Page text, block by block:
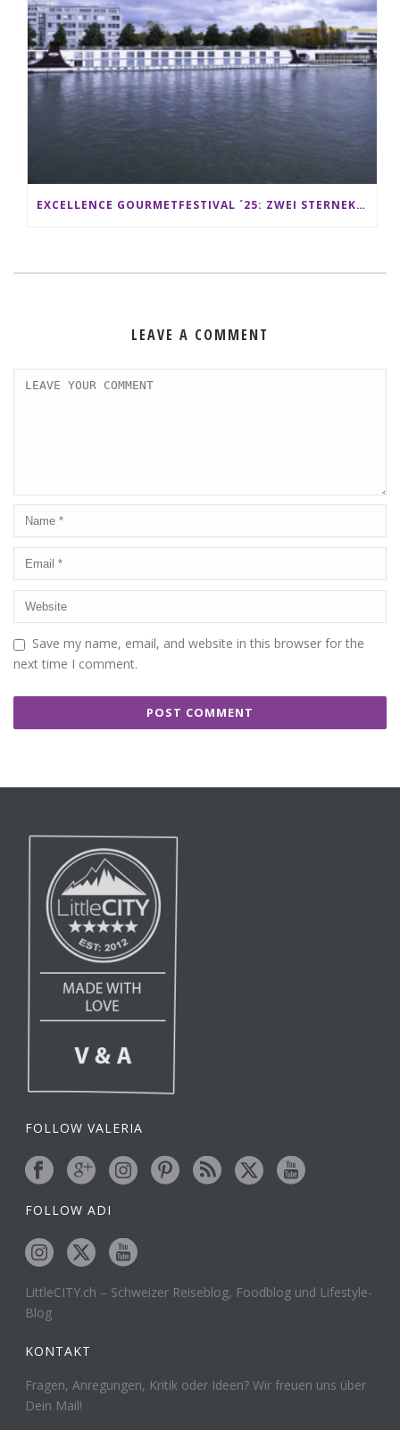
EXCELLENCE GOURMETFESTIVAL ´25: ZWEI STERNEKÖCHE ANTONIO GUIDA & DARIO MORESCO VERWÖHNEN IHRE GÄSTE AUF EINER LUXERIÖSEN SCHIFFSREISE
LEAVE A COMMENT
Save my name, email, and website in this browser for the
next time I comment.
FOLLOW VALERIA
FOLLOW ADI
LittleCITY.ch – Schweizer Reiseblog, Foodblog und Lifestyle-
Blog
KONTAKT
Fragen, Anregungen, Kritik oder Ideen? Wir freuen uns über
Dein Mail!